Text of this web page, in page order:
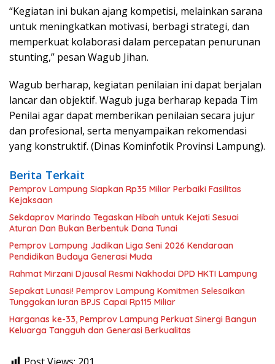
“Kegiatan ini bukan ajang kompetisi, melainkan sarana
untuk meningkatkan motivasi, berbagi strategi, dan
memperkuat kolaborasi dalam percepatan penurunan
stunting,” pesan Wagub Jihan.
Wagub berharap, kegiatan penilaian ini dapat berjalan
lancar dan objektif. Wagub juga berharap kepada Tim
Penilai agar dapat memberikan penilaian secara jujur
dan profesional, serta menyampaikan rekomendasi
yang konstruktif. (Dinas Kominfotik Provinsi Lampung).
Berita Terkait
Pemprov Lampung Siapkan Rp35 Miliar Perbaiki Fasilitas
Kejaksaan
Sekdaprov Marindo Tegaskan Hibah untuk Kejati Sesuai
Aturan Dan Bukan Berbentuk Dana Tunai
Pemprov Lampung Jadikan Liga Seni 2026 Kendaraan
Pendidikan Budaya Generasi Muda
Rahmat Mirzani Djausal Resmi Nakhodai DPD HKTI Lampung
Sepakat Lunasi! Pemprov Lampung Komitmen Selesaikan
Tunggakan Iuran BPJS Capai Rp115 Miliar
Harganas ke-33, Pemprov Lampung Perkuat Sinergi Bangun
Keluarga Tangguh dan Generasi Berkualitas